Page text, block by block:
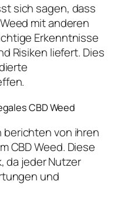
sich sagen, dass
mit anderen
Erkenntnisse
Risiken liefert. Dies
CBD Weed
berichten von ihren
CBD Weed. Diese
da jeder Nutzer
und